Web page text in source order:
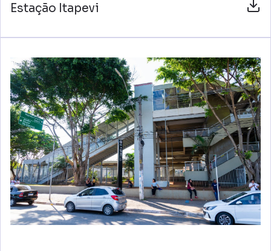
Estação Itapevi